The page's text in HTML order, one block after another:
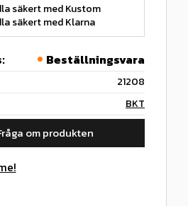
säkert med Kustom
säkert med Klarna
Beställningsvara
21208
BKT
om produkten